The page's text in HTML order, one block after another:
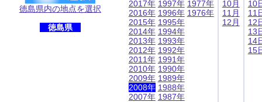
徳島県内の地点を選択
徳島県
2017年
2016年
2015年
2014年
2013年
2012年
2011年
2010年
2009年
2008年
2007年
1997年
1996年
1995年
1994年
1993年
1992年
1991年
1990年
1989年
1988年
1987年
1977年
1976年
10月
11月
12月
10
11
12
13
14
15